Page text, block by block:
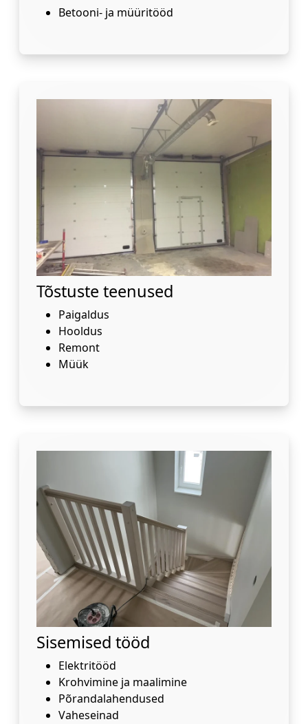
Betooni- ja müüritööd
Tõstuste teenused
Paigaldus
Hooldus
Remont
Müük
Sisemised tööd
Elektritööd
Krohvimine ja maalimine
Põrandalahendused
Vaheseinad